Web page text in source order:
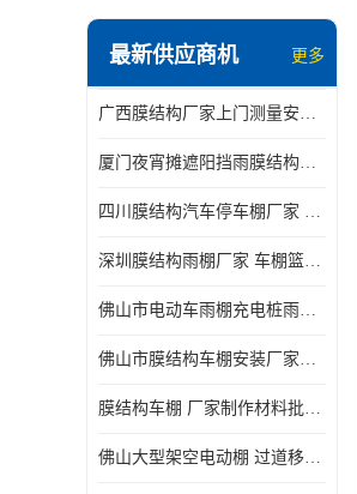
电动推拉雨棚
膜结构停景观棚
最新供应商机 更多
广西膜结构厂家上门测量安装发货，厂家发货没有差价
厦门夜宵摊遮阳挡雨膜结构雨棚设计 上门测量 款式多
四川膜结构汽车停车棚厂家 款式多 提供报价
深圳膜结构雨棚厂家 车棚篮球场体育看台 规格多样
佛山市电动车雨棚充电桩雨棚小区电动车棚
佛山市膜结构车棚安装厂家发货安装
膜结构车棚 厂家制作材料批发安装一体式工厂
佛山大型架空电动棚 过道移动雨蓬 屋轨道悬空棚免费测量